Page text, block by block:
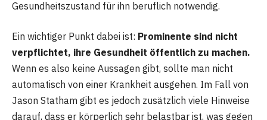
Gesundheitszustand für ihn beruflich notwendig.
Ein wichtiger Punkt dabei ist: Prominente sind nicht
verpflichtet, ihre Gesundheit öffentlich zu machen.
Wenn es also keine Aussagen gibt, sollte man nicht
automatisch von einer Krankheit ausgehen. Im Fall von
Jason Statham gibt es jedoch zusätzlich viele Hinweise
darauf, dass er körperlich sehr belastbar ist, was gegen